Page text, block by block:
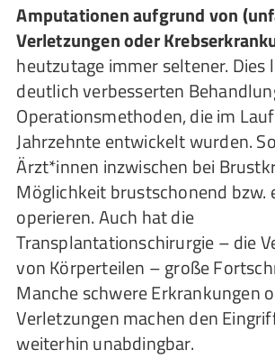
Amputationen aufgrund von
Verletzungen oder
heutzutage immer seltener. Dies
deutlich verbesserten
Operationsmethoden, die im
Jahrzehnte entwickelt wurden.
Ärzt*innen inzwischen bei
Möglichkeit brustschonend bzw.
operieren. Auch hat die
Transplantationschirurgie – die
von Körperteilen – große
Manche schwere Erkrankungen
Verletzungen machen den
weiterhin unabdingbar.